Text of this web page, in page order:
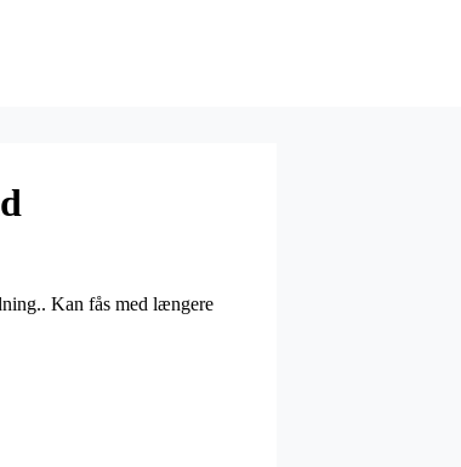
Kan fås med længere